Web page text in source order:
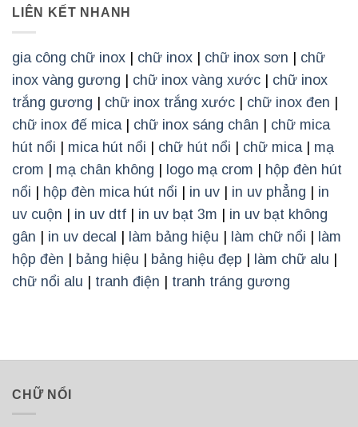
LIÊN KẾT NHANH
gia công chữ inox | chữ inox | chữ inox sơn | chữ
inox vàng gương | chữ inox vàng xước | chữ inox
trắng gương | chữ inox trắng xước | chữ inox đen |
chữ inox đế mica | chữ inox sáng chân | chữ mica
hút nổi | mica hút nổi | chữ hút nổi | chữ mica | mạ
crom | mạ chân không | logo mạ crom | hộp đèn hút
nổi | hộp đèn mica hút nổi | in uv | in uv phẳng | in
uv cuộn | in uv dtf | in uv bạt 3m | in uv bạt không
gân | in uv decal | làm bảng hiệu | làm chữ nổi | làm
hộp đèn | bảng hiệu | bảng hiệu đẹp | làm chữ alu |
chữ nổi alu | tranh điện | tranh tráng gương
CHỮ NỔI